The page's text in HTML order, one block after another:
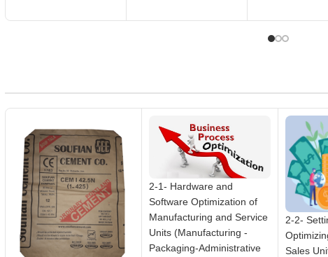
2-1- Hardware and
Software Optimization of
Manufacturing and Service
Units (Manufacturing -
Packaging-Administrative
2-2-
Sales